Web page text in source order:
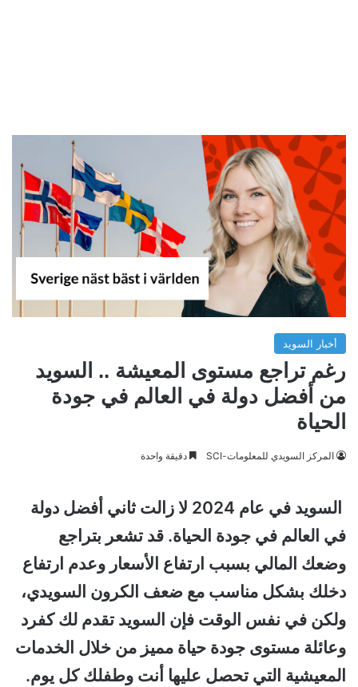
أخبار السويد
رغم تراجع مستوى المعيشة .. السويد
من أفضل دولة في العالم في جودة
الحياة
المركز السويدي للمعلومات-SCI دقيقة واحدة
السويد في عام 2024 لا زالت ثاني أفضل دولة
في العالم في جودة الحياة. قد تشعر بتراجع
وضعك المالي بسبب ارتفاع الأسعار وعدم ارتفاع
دخلك بشكل مناسب مع ضعف الكرون السويدي،
ولكن في نفس الوقت فإن السويد تقدم لك كفرد
وعائلة مستوى جودة حياة مميز من خلال الخدمات
المعيشية التي تحصل عليها أنت وطفلك كل يوم.